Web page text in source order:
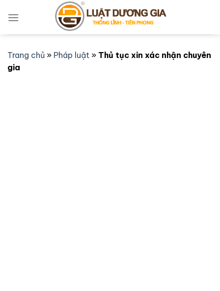
qua
Trang chủ » Pháp luật » Thủ tục xin xác nhận chuyên
gia